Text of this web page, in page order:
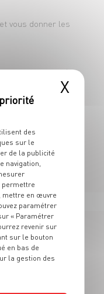
vous donner les
en semaine)
X
des
sur le
de la publicité
navigation,
permettre
mettre en œuvre
paramétrer
« Paramétrer
revenir sur
sur le bouton
en bas de
la gestion des